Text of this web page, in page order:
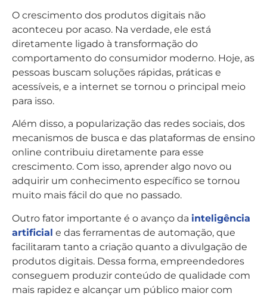
O crescimento dos produtos digitais não
aconteceu por acaso. Na verdade, ele está
diretamente ligado à transformação do
comportamento do consumidor moderno. Hoje, as
pessoas buscam soluções rápidas, práticas e
acessíveis, e a internet se tornou o principal meio
para isso.
Além disso, a popularização das redes sociais, dos
mecanismos de busca e das plataformas de ensino
online contribuiu diretamente para esse
crescimento. Com isso, aprender algo novo ou
adquirir um conhecimento específico se tornou
muito mais fácil do que no passado.
Outro fator importante é o avanço da inteligência
artificial e das ferramentas de automação, que
facilitaram tanto a criação quanto a divulgação de
produtos digitais. Dessa forma, empreendedores
conseguem produzir conteúdo de qualidade com
mais rapidez e alcançar um público maior com